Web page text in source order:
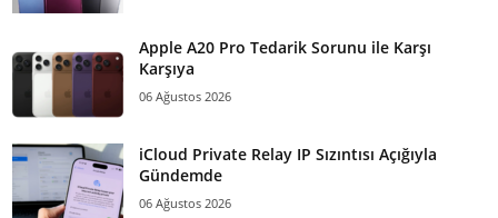
Apple A20 Pro Tedarik Sorunu ile Karşı
Karşıya
06 Ağustos 2026
iCloud Private Relay IP Sızıntısı Açığıyla
Gündemde
06 Ağustos 2026